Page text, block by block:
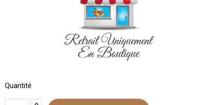
Quantité